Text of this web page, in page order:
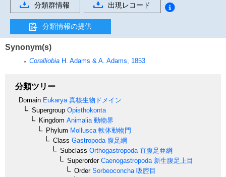
分類群情報
出現レコード
分類情報の提供
Synonym(s)
Coralliobia H. Adams & A. Adams, 1853
分類ツリー
Domain Eukarya 真核生物ドメイン
Supergroup Opisthokonta
Kingdom Animalia 動物界
Phylum Mollusca 軟体動物門
Class Gastropoda 腹足綱
Subclass Orthogastropoda 直腹足亜綱
SuperorderCaenogastropoda 新生腹足上目
OrderSorbeoconcha 吸腔目